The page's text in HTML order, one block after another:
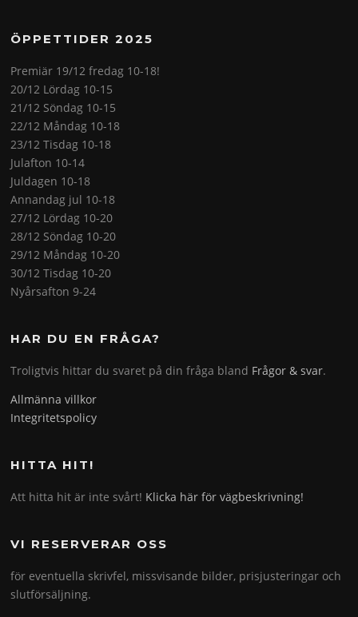
ÖPPETTIDER 2025
Premiär 19/12 fredag 10-18!
20/12 Lördag 10-15
21/12 Söndag 10-15
22/12 Måndag 10-18
23/12 Tisdag 10-18
Julafton 10-14
Juldagen 10-18
Annandag jul 10-18
27/12 Lördag 10-20
28/12 Söndag 10-20
29/12 Måndag 10-20
30/12 Tisdag 10-20
Nyårsafton 9-24
HAR DU EN FRÅGA?
Troligtvis hittar du svaret på din fråga bland Frågor & svar.
Allmänna villkor
Integritetspolicy
HITTA HIT!
Att hitta hit är inte svårt! Klicka här för vägbeskrivning!
VI RESERVERAR OSS
för eventuella skrivfel, missvisande bilder, prisjusteringar och
slutförsäljning.